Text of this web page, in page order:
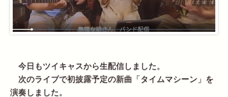
今日もツイキャスから生配信しました。
次のライブで初披露予定の新曲「タイムマシーン」を
演奏しました。